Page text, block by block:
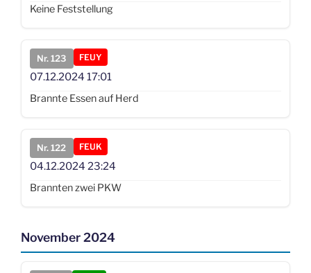
Keine Feststellung
Nr. 123 FEUY
07.12.2024 17:01
Brannte Essen auf Herd
Nr. 122 FEUK
04.12.2024 23:24
Brannten zwei PKW
November 2024